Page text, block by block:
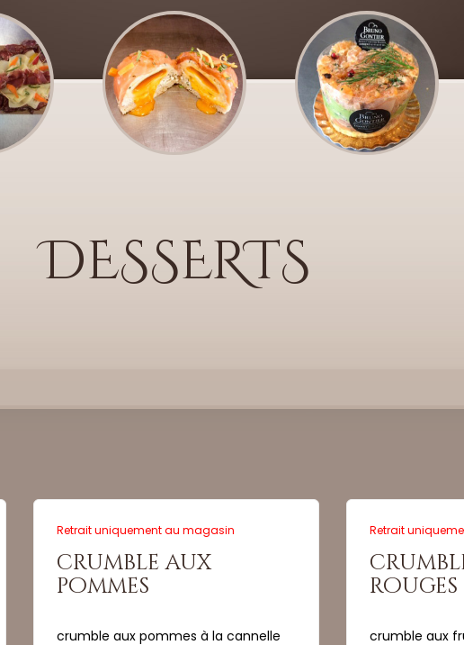
DESSERTS
Retrait uniquement au magasin
crumble aux
pommes
crumble aux pommes à la cannelle
Quantité :
Retrait
rouges
crumble aux
Quantité :